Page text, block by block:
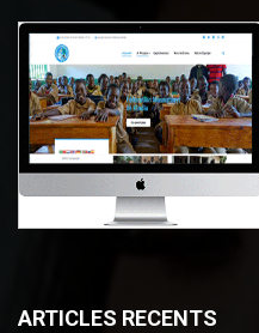
ARTICLES RECENTS